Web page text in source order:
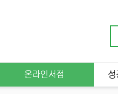
온라인서점 성